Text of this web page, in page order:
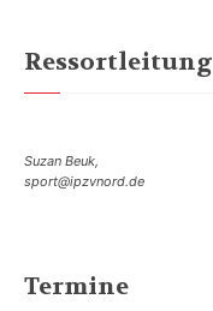
Ressortleitung
Suzan Beuk,
sport@ipzvnord.de
Termine